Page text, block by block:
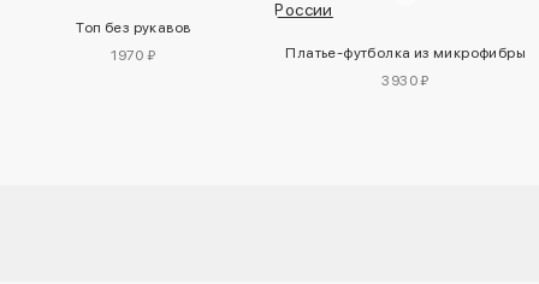
Топ без рукавов
1970 ₽
Платье-футболка из микрофибры
3930 ₽